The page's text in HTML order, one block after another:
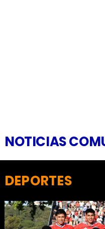
NOTICIAS
DEPORTES